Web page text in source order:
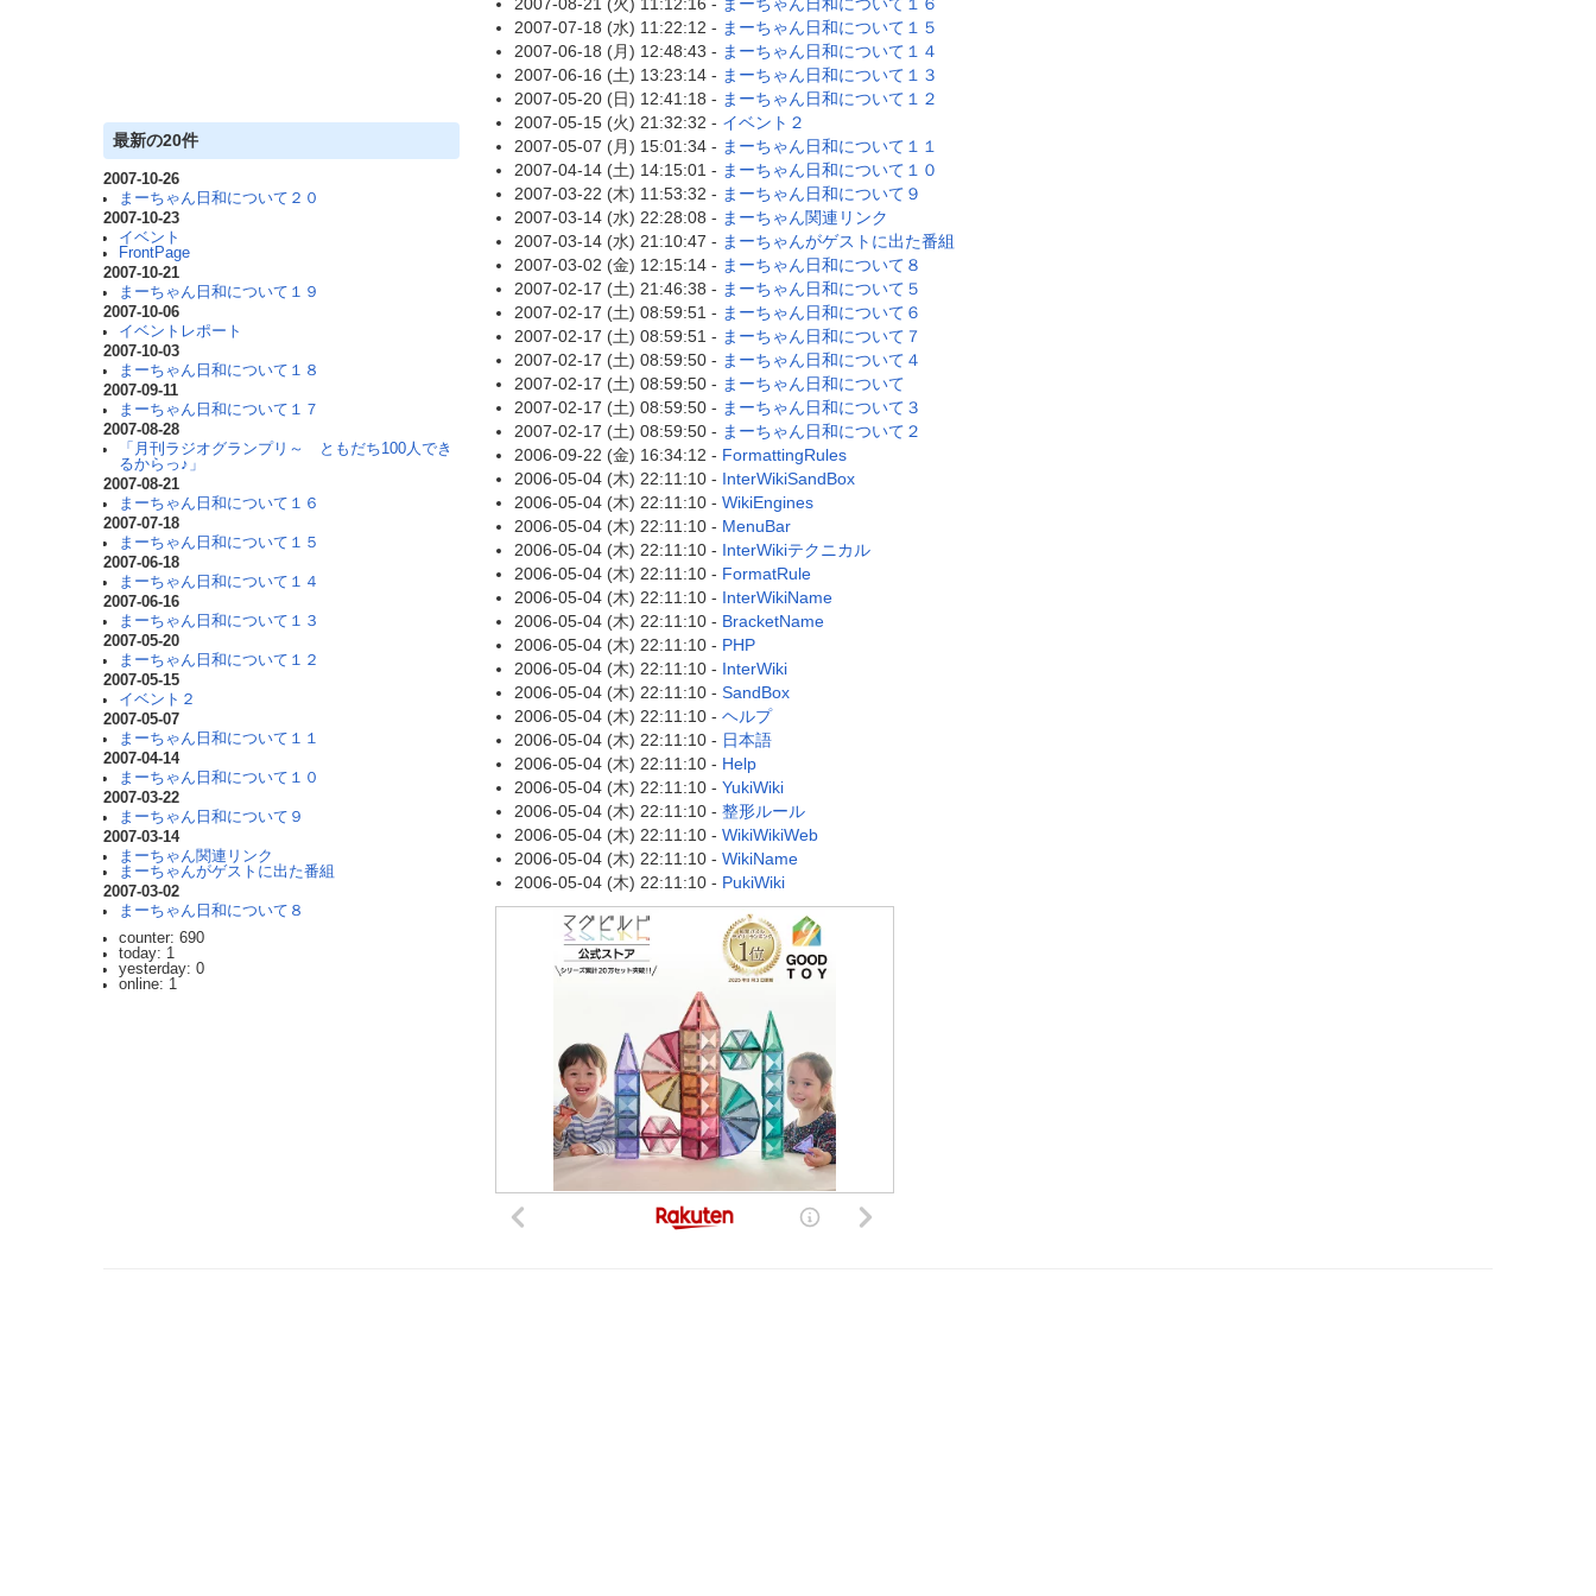
最新の20件
2007-10-26
まーちゃん日和について２０
2007-10-23
イベント
FrontPage
2007-10-21
まーちゃん日和について１９
2007-10-06
イベントレポート
2007-10-03
まーちゃん日和について１８
2007-09-11
まーちゃん日和について１７
2007-08-28
「月刊ラジオグランプリ～ ともだち100人でき
るからっ♪」
2007-08-21
まーちゃん日和について１６
2007-07-18
まーちゃん日和について１５
2007-06-18
まーちゃん日和について１４
2007-06-16
まーちゃん日和について１３
2007-05-20
まーちゃん日和について１２
2007-05-15
イベント２
2007-05-07
まーちゃん日和について１１
2007-04-14
まーちゃん日和について１０
2007-03-22
まーちゃん日和について９
2007-03-14
まーちゃん関連リンク
まーちゃんがゲストに出た番組
2007-03-02
まーちゃん日和について８
counter: 690
today: 1
yesterday: 0
online: 1
2007-07-18 (水) 11:22:12 - まーちゃん日和について１５
2007-06-18 (月) 12:48:43 - まーちゃん日和について１４
2007-06-16 (土) 13:23:14 - まーちゃん日和について１３
2007-05-20 (日) 12:41:18 - まーちゃん日和について１２
2007-05-15 (火) 21:32:32 - イベント２
2007-05-07 (月) 15:01:34 - まーちゃん日和について１１
2007-04-14 (土) 14:15:01 - まーちゃん日和について１０
2007-03-22 (木) 11:53:32 - まーちゃん日和について９
2007-03-14 (水) 22:28:08 - まーちゃん関連リンク
2007-03-14 (水) 21:10:47 - まーちゃんがゲストに出た番組
2007-03-02 (金) 12:15:14 - まーちゃん日和について８
2007-02-17 (土) 21:46:38 - まーちゃん日和について５
2007-02-17 (土) 08:59:51 - まーちゃん日和について６
2007-02-17 (土) 08:59:51 - まーちゃん日和について７
2007-02-17 (土) 08:59:50 - まーちゃん日和について４
2007-02-17 (土) 08:59:50 - まーちゃん日和について
2007-02-17 (土) 08:59:50 - まーちゃん日和について３
2007-02-17 (土) 08:59:50 - まーちゃん日和について２
2006-09-22 (金) 16:34:12 - FormattingRules
2006-05-04 (木) 22:11:10 - InterWikiSandBox
2006-05-04 (木) 22:11:10 - WikiEngines
2006-05-04 (木) 22:11:10 - MenuBar
2006-05-04 (木) 22:11:10 - InterWikiテクニカル
2006-05-04 (木) 22:11:10 - FormatRule
2006-05-04 (木) 22:11:10 - InterWikiName
2006-05-04 (木) 22:11:10 - BracketName
2006-05-04 (木) 22:11:10 - PHP
2006-05-04 (木) 22:11:10 - InterWiki
2006-05-04 (木) 22:11:10 - SandBox
2006-05-04 (木) 22:11:10 - ヘルプ
2006-05-04 (木) 22:11:10 - 日本語
2006-05-04 (木) 22:11:10 - Help
2006-05-04 (木) 22:11:10 - YukiWiki
2006-05-04 (木) 22:11:10 - 整形ルール
2006-05-04 (木) 22:11:10 - WikiWikiWeb
2006-05-04 (木) 22:11:10 - WikiName
2006-05-04 (木) 22:11:10 - PukiWiki